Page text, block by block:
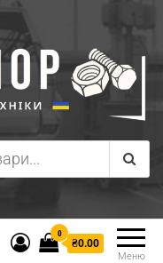
Меню
0
₴0.00